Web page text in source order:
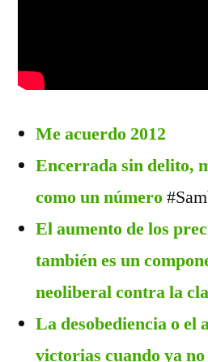
Me acuerdo 2012
Encerrada sin delito,
como un número
El aumento de los
también es un
neoliberal contra la
La desobediencia o el
victorias cuando ya